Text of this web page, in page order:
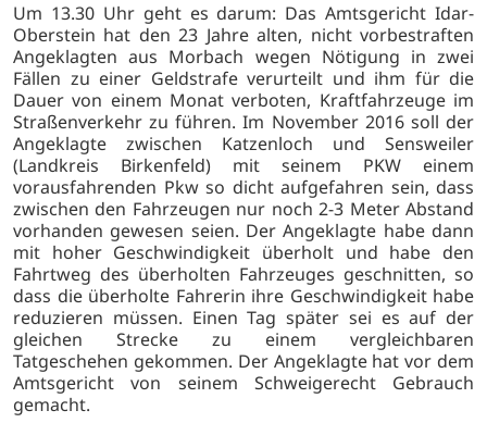
Um 13.30 Uhr geht es darum: Das Amtsgericht Idar-
Oberstein hat den 23 Jahre alten, nicht vorbestraften
Angeklagten aus Morbach wegen Nötigung in zwei
Fällen zu einer Geldstrafe verurteilt und ihm für die
Dauer von einem Monat verboten, Kraftfahrzeuge im
Straßenverkehr zu führen. Im November 2016 soll der
Angeklagte zwischen Katzenloch und Sensweiler
(Landkreis Birkenfeld) mit seinem PKW einem
vorausfahrenden Pkw so dicht aufgefahren sein, dass
zwischen den Fahrzeugen nur noch 2-3 Meter Abstand
vorhanden gewesen seien. Der Angeklagte habe dann
mit hoher Geschwindigkeit überholt und habe den
Fahrtweg des überholten Fahrzeuges geschnitten, so
dass die überholte Fahrerin ihre Geschwindigkeit habe
reduzieren müssen. Einen Tag später sei es auf der
gleichen Strecke zu einem vergleichbaren
Tatgeschehen gekommen. Der Angeklagte hat vor dem
Amtsgericht von seinem Schweigerecht Gebrauch
gemacht.